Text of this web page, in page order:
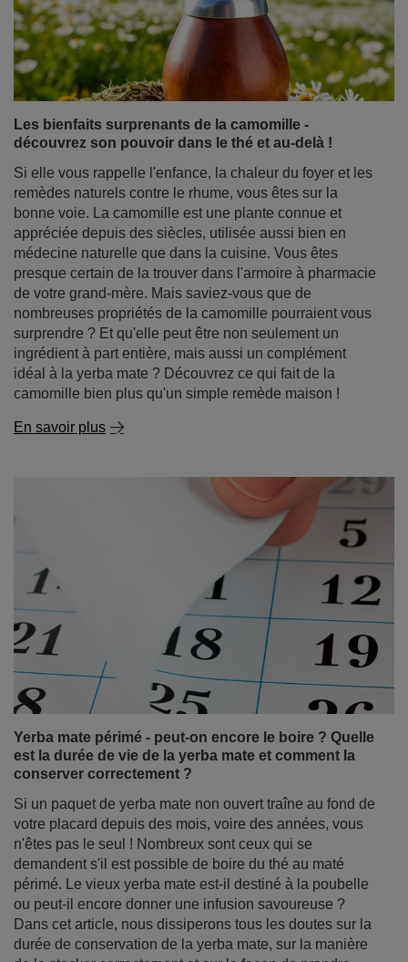
Les bienfaits surprenants de la camomille -
découvrez son pouvoir dans le thé et au-delà !
Si elle vous rappelle l'enfance, la chaleur du foyer et les
remèdes naturels contre le rhume, vous êtes sur la
bonne voie. La camomille est une plante connue et
appréciée depuis des siècles, utilisée aussi bien en
médecine naturelle que dans la cuisine. Vous êtes
presque certain de la trouver dans l'armoire à pharmacie
de votre grand-mère. Mais saviez-vous que de
nombreuses propriétés de la camomille pourraient vous
surprendre ? Et qu'elle peut être non seulement un
ingrédient à part entière, mais aussi un complément
idéal à la yerba mate ? Découvrez ce qui fait de la
camomille bien plus qu'un simple remède maison !
En savoir plus
Yerba mate périmé - peut-on encore le boire ? Quelle
est la durée de vie de la yerba mate et comment la
conserver correctement ?
Si un paquet de yerba mate non ouvert traîne au fond de
votre placard depuis des mois, voire des années, vous
n'êtes pas le seul ! Nombreux sont ceux qui se
demandent s'il est possible de boire du thé au maté
périmé. Le vieux yerba mate est-il destiné à la poubelle
ou peut-il encore donner une infusion savoureuse ?
Dans cet article, nous dissiperons tous les doutes sur la
durée de conservation de la yerba mate, sur la manière